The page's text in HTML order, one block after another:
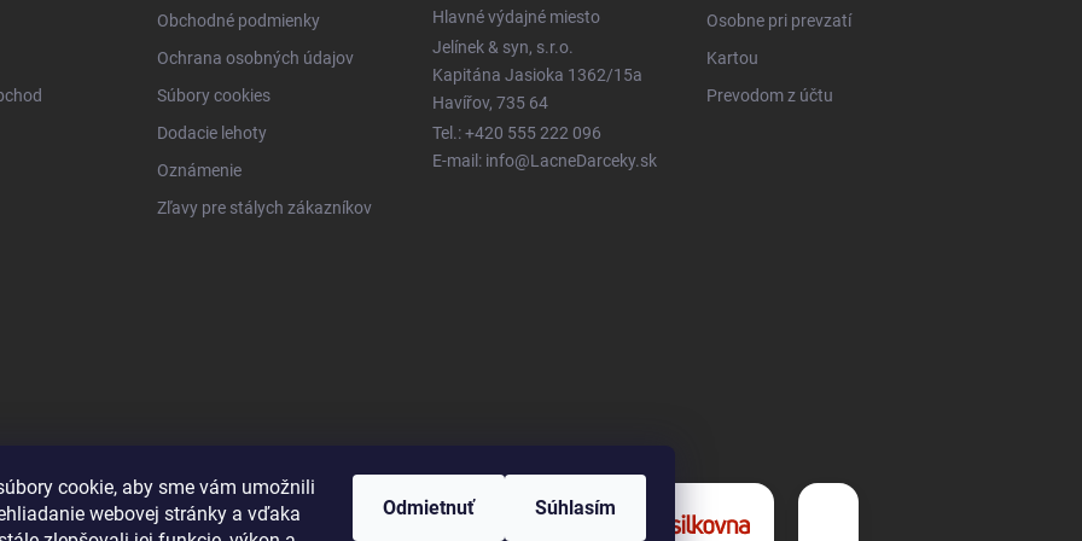
cookie, aby sme vám umožnili
webovej stránky a vďaka
Odmietnuť Súhlasím
Obchodné podmienky
Ochrana osobných údajov
Súbory cookies
Dodacie lehoty
Oznámenie
Zľavy pre stálych zákazníkov
Hlavné výdajné miesto
Jelínek & syn, s.r.o.
Kapitána Jasioka 1362/15a
Havířov, 735 64
Tel.: +420 555 222 096
E-mail: info@LacneDarceky.sk
Osobne pri prevzatí
Kartou
Prevodom z účtu